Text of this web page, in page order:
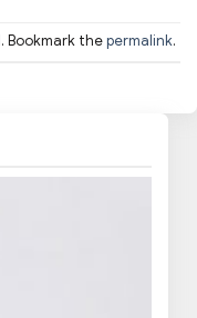
. Bookmark thepermalink.